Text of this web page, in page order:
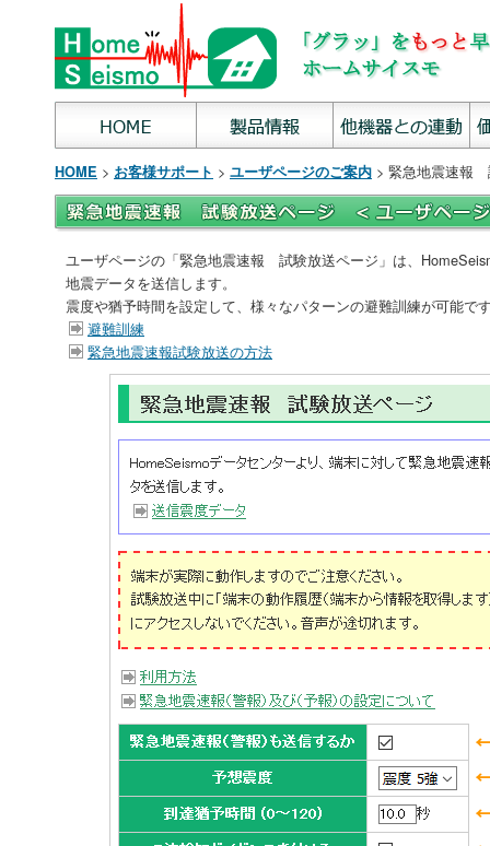
HOME > お客様サポート > ユーザページのご案内 > 緊急地震速報
ユーザページの「緊急地震速報 試験放送ページ」は、
地震データを送信します。
震度や猶予時間を設定して、様々なパターンの避難訓練が可能で
避難訓練
緊急地震速報試験放送の方法